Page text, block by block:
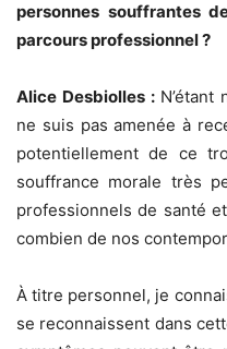
personnes souffrantes
parcours professionnel ?
Alice Desbiolles :
ne suis pas amenée à
potentiellement de ce
souffrance morale très
professionnels de santé
combien de nos
À titre personnel, je
se reconnaissent dans